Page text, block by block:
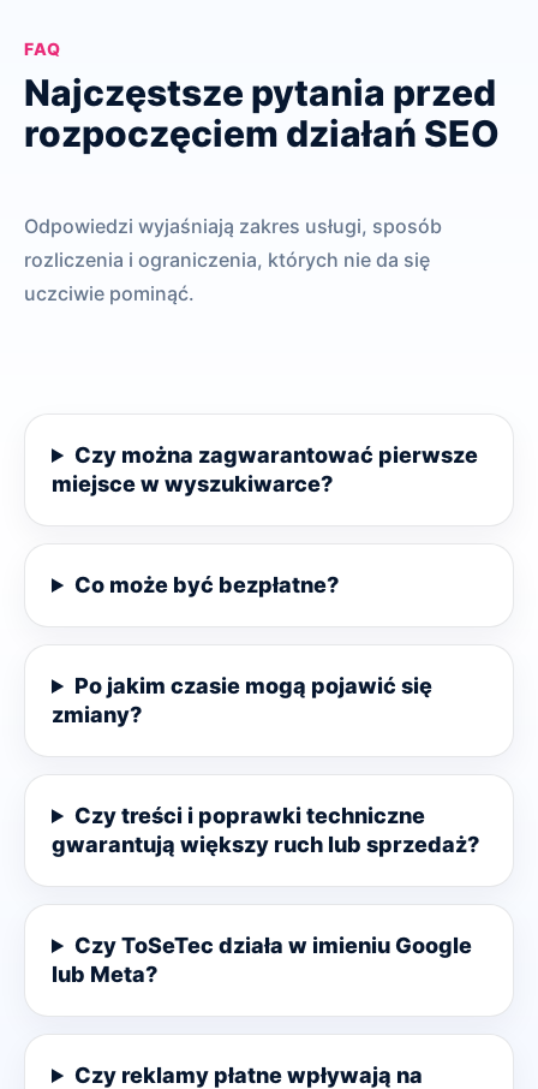
FAQ
Najczęstsze pytania przed
rozpoczęciem działań SEO
Odpowiedzi wyjaśniają zakres usługi, sposób
rozliczenia i ograniczenia, których nie da się
uczciwie pominąć.
Czy można zagwarantować pierwsze
miejsce w wyszukiwarce?
Co może być bezpłatne?
Po jakim czasie mogą pojawić się
zmiany?
Czy treści i poprawki techniczne
gwarantują większy ruch lub sprzedaż?
Czy ToSeTec działa w imieniu Google
lub Meta?
Czy reklamy płatne wpływają na